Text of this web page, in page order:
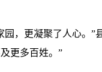
园，更凝聚了人心。
更多百姓。”